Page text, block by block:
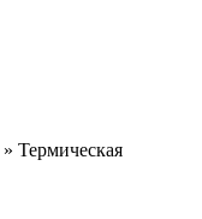
» Термическая